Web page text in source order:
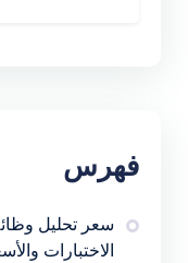
فهرس
سعر تحليل
الاختبارات